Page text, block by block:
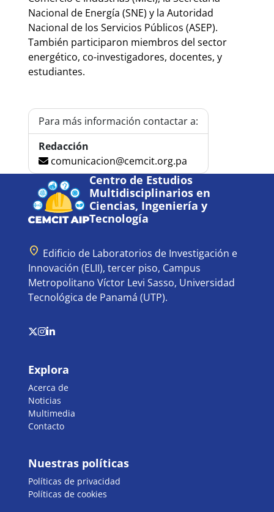
Nacional de Energía (SNE) y la Autoridad
Nacional de los Servicios Públicos (ASEP).
También participaron miembros del sector
energético, co-investigadores, docentes, y
estudiantes.
Para más información contactar a:
Redacción
comunicacion@cemcit.org.pa
Centro de Estudios
Multidisciplinarios en
Ciencias, Ingeniería y
Tecnología
location_on Edificio de Laboratorios de Investigación e
Innovación (ELII), tercer piso, Campus
Metropolitano Víctor Levi Sasso, Universidad
Tecnológica de Panamá (UTP).
Explora
Acerca de
Noticias
Multimedia
Contacto
Nuestras políticas
Políticas de privacidad
Políticas de cookies